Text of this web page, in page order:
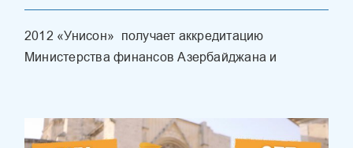
2012 «Унисон» получает аккредитацию
Министерства финансов Азербайджана и